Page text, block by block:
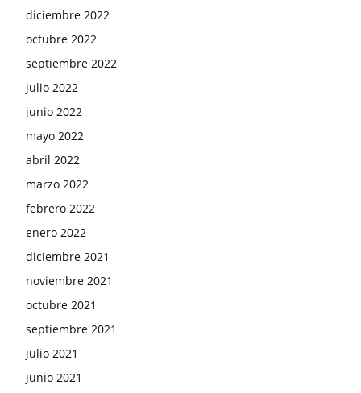
diciembre 2022
octubre 2022
septiembre 2022
julio 2022
junio 2022
mayo 2022
abril 2022
marzo 2022
febrero 2022
enero 2022
diciembre 2021
noviembre 2021
octubre 2021
septiembre 2021
julio 2021
junio 2021